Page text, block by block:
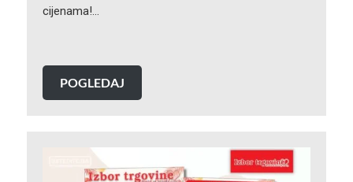
cijenama!…
POGLEDAJ